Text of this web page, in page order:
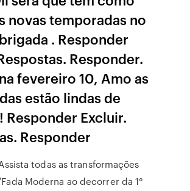
novas temporadas no
. Responder
Responder.
fevereiro 10, Amo as
estão lindas de
Responder Excluir.
Responder
todas as transformações
Moderna ao decorrer da 1°